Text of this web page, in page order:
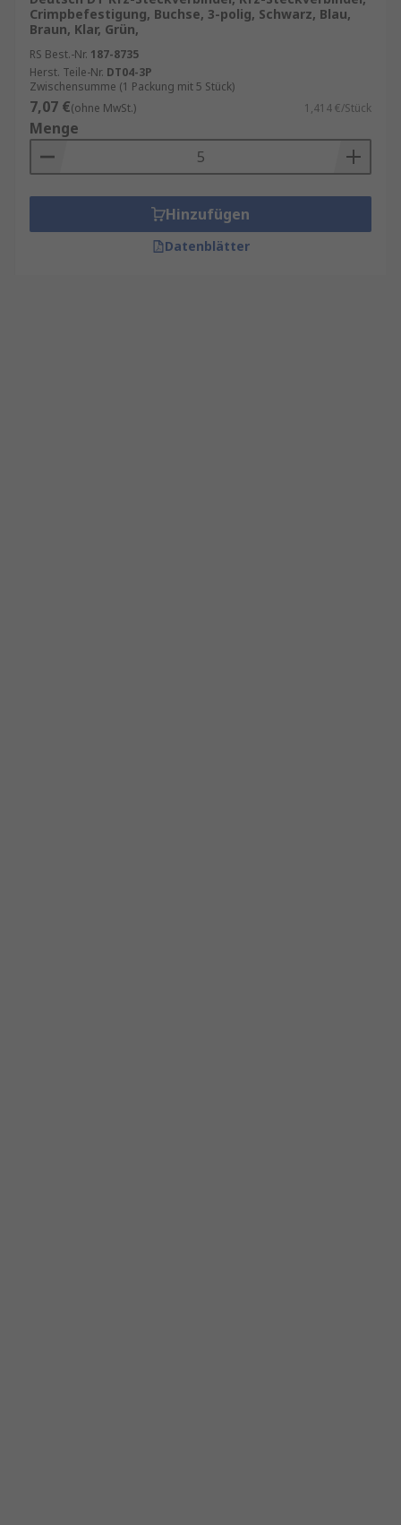
Crimpbefestigung, Buchse, 3-polig, Schwarz, Blau,
Braun, Klar, Grün,
RS Best.-Nr. 187-8735
Herst. Teile-Nr. DT04-3P
Zwischensumme (1 Packung mit 5 Stück)
7,07 €(ohne MwSt.) 1,414 €/Stück
Menge
Hinzufügen
Datenblätter